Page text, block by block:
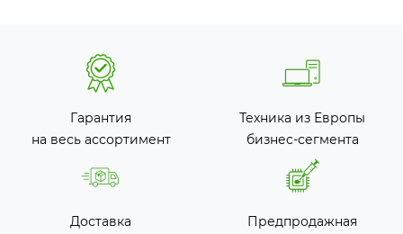
Гарантия
на весь ассортимент
Техника из Европы
бизнес-сегмента
Доставка
Предпродажная